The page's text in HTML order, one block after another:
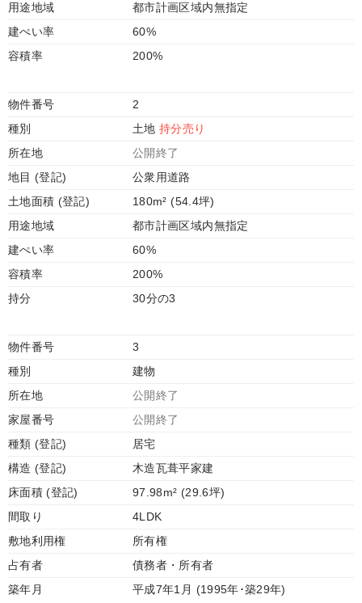
用途地域
都市計画区域内無指定
建ぺい率
60%
容積率
200%
物件番号
2
種別
土地持分売り
所在地
公開終了
地目 (登記)
公衆用道路
土地面積 (登記)
180m² (54.4坪)
用途地域
都市計画区域内無指定
建ぺい率
60%
容積率
200%
持分
30分の3
物件番号
3
種別
建物
所在地
公開終了
家屋番号
公開終了
種類 (登記)
居宅
構造 (登記)
木造瓦葺平家建
床面積 (登記)
97.98m² (29.6坪)
間取り
4LDK
敷地利用権
所有権
占有者
債務者・所有者
築年月
平成7年1月 (1995年･築29年)